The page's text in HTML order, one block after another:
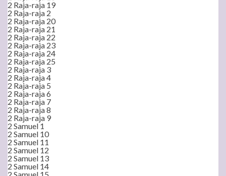
2 Raja-raja 19
2 Raja-raja 2
2 Raja-raja 20
2 Raja-raja 21
2 Raja-raja 22
2 Raja-raja 23
2 Raja-raja 24
2 Raja-raja 25
2 Raja-raja 3
2 Raja-raja 4
2 Raja-raja 5
2 Raja-raja 6
2 Raja-raja 7
2 Raja-raja 8
2 Raja-raja 9
2 Samuel 1
2 Samuel 10
2 Samuel 11
2 Samuel 12
2 Samuel 13
2 Samuel 14